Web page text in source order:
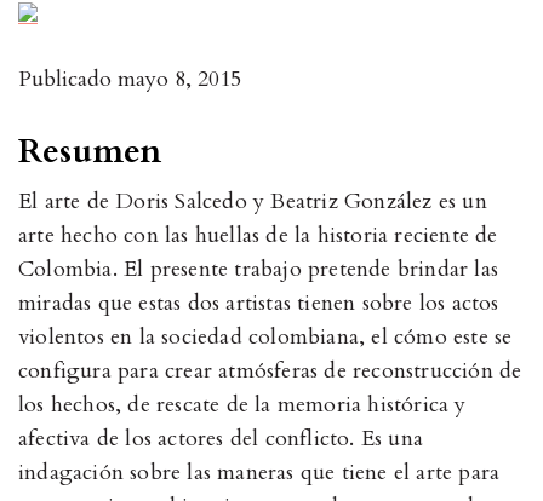
Publicado mayo 8, 2015
Resumen
El arte de Doris Salcedo y Beatriz González es un
arte hecho con las huellas de la historia reciente de
Colombia. El presente trabajo pretende brindar las
miradas que estas dos artistas tienen sobre los actos
violentos en la sociedad colombiana, el cómo este se
configura para crear atmósferas de reconstrucción de
los hechos, de rescate de la memoria histórica y
afectiva de los actores del conflicto. Es una
indagación sobre las maneras que tiene el arte para